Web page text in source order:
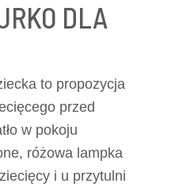
DLA
to propozycja
przed
w pokoju
różowa lampka
i u przytulni